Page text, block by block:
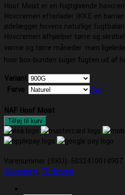
Hoof Moist er en fugtgivende
Hovcremen efterlader IKKE en
ødelægger hovens naturlige
Hovcremen afhjælper tørre og
varme og tørre måneder  men
hvor box-bunden suger fugten ud af
Variant
Farve
Ryd
NAF Hoof Moist
Tilføj til kurv
Varenummer (SKU): 5032410014907
Rideudstyr, Til Hesten